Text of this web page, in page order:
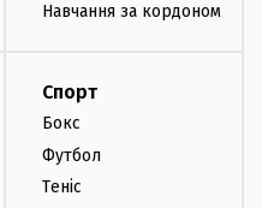
Навчання за кордоном
Спорт
Бокс
Футбол
Теніс